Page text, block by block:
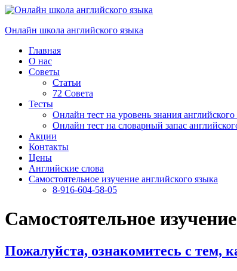
Перейти
содержимому
Онлайн школа английского языка
Главная
О нас
Советы
Статьи
72 Совета
Тесты
Онлайн тест на уровень знания английского
Онлайн тест на словарный запас
Акции
Контакты
Цены
Английские слова
Самостоятельное изучение английского языка
8-916-604-58-05
Самостоятельное
Пожалуйста, ознакомитесь с тем,